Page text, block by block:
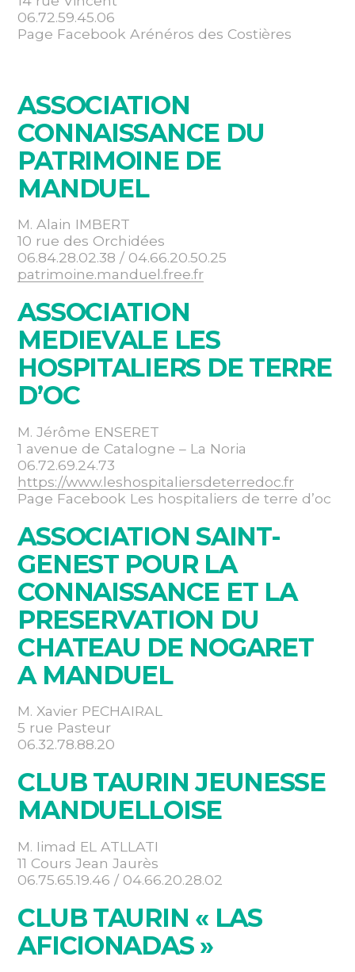
06.72.59.45.06
Page Facebook Arénéros des Costières
ASSOCIATION
CONNAISSANCE DU
PATRIMOINE DE
MANDUEL
M. Alain IMBERT
10 rue des Orchidées
06.84.28.02.38 / 04.66.20.50.25
patrimoine.manduel.free.fr
ASSOCIATION
MEDIEVALE LES
HOSPITALIERS DE TERRE
D’OC
M. Jérôme ENSERET
1 avenue de Catalogne – La Noria
06.72.69.24.73
https://www.leshospitaliersdeterredoc.fr
Page Facebook Les hospitaliers de terre d’oc
ASSOCIATION SAINT-
GENEST POUR LA
CONNAISSANCE ET LA
PRESERVATION DU
CHATEAU DE NOGARET
A MANDUEL
M. Xavier PECHAIRAL
5 rue Pasteur
06.32.78.88.20
CLUB TAURIN JEUNESSE
MANDUELLOISE
M. Iimad EL ATLLATI
11 Cours Jean Jaurès
06.75.65.19.46 / 04.66.20.28.02
CLUB TAURIN « LAS
AFICIONADAS »